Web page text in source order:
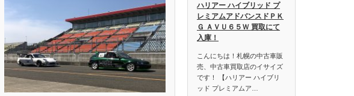
ハリアー ハイブリッド プ
レミアムアドバンスドＰＫ
Ｇ ＡＶＵ６５Ｗ 買取にて
入庫！
こんにちは！札幌の中古車販
売、中古車買取店のイサイズ
です！ 【ハリアー ハイブリ
ッド プレミアムア…